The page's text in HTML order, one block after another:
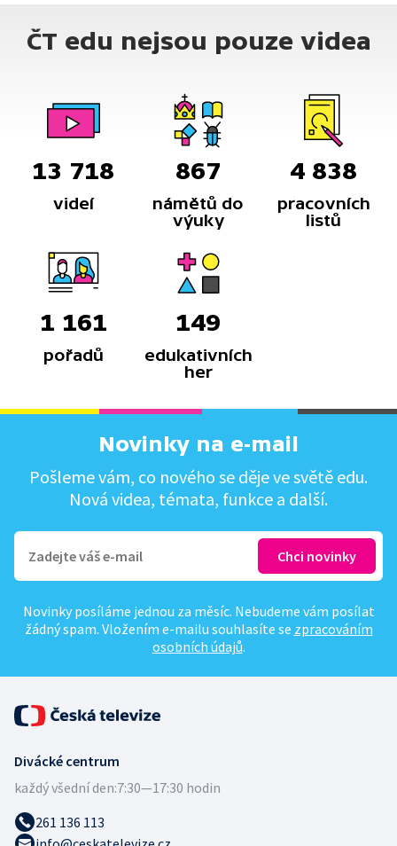
ČT edu nejsou pouze videa
13 718
videí
867
námětů do
výuky
4 838
pracovních
listů
1 161
pořadů
149
edukativních
her
Novinky na e-mail
Pošleme vám, co nového se děje ve světě edu.
Nová videa, témata, funkce a další.
Novinky posíláme jednou za měsíc. Nebudeme vám posílat
žádný spam. Vložením e-mailu souhlasíte se zpracováním
osobních údajů.